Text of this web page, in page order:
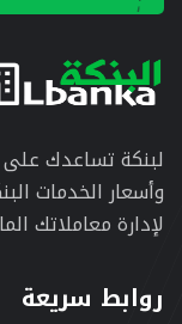
لبنكة تساعدك على
وأسعار الخدمات
لإدارة معاملاتك
روابط سريعة